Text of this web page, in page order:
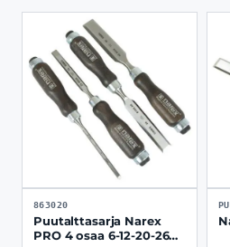
863020
Puutalttasarja Narex
PRO 4 osaa 6-12-20-26